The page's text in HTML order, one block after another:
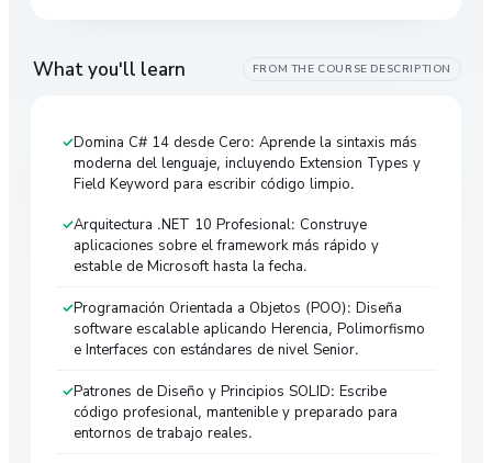
What you'll learn FROM THE COURSE DESCRIPTION
Domina C# 14 desde Cero: Aprende la sintaxis más
moderna del lenguaje, incluyendo Extension Types y
Field Keyword para escribir código limpio.
Arquitectura .NET 10 Profesional: Construye
aplicaciones sobre el framework más rápido y
estable de Microsoft hasta la fecha.
Programación Orientada a Objetos (POO): Diseña
software escalable aplicando Herencia, Polimorfismo
e Interfaces con estándares de nivel Senior.
Patrones de Diseño y Principios SOLID: Escribe
código profesional, mantenible y preparado para
entornos de trabajo reales.